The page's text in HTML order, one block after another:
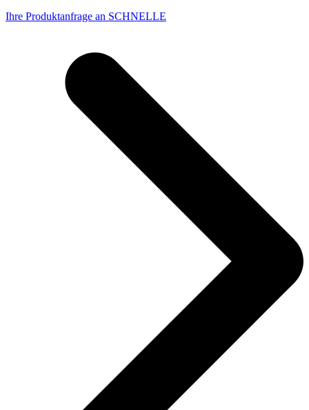
Ihre Produktanfrage an SCHNELLE